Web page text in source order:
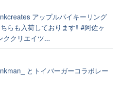
アップルパイキーリング
も入荷しております‼️ #阿佐ヶ
ククリエイツ...
とトイバーガーコラボレー